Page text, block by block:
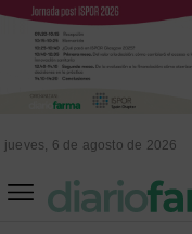
jueves, 6 de agosto de 2026